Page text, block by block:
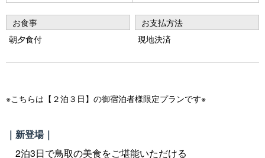
お食事
朝夕食付
お支払方法
現地決済
※こちらは【２泊３日】の御宿泊者様限定プランです※
｜新登場｜
2泊3日で鳥取の美食をご堪能いただける